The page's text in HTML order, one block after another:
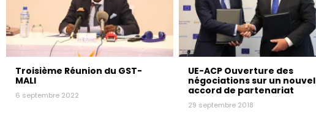
Troisième Réunion du GST-
MALI
6 septembre 2022
UE-ACP Ouverture des
négociations sur un nouvel
accord de partenariat
29 septembre 2018